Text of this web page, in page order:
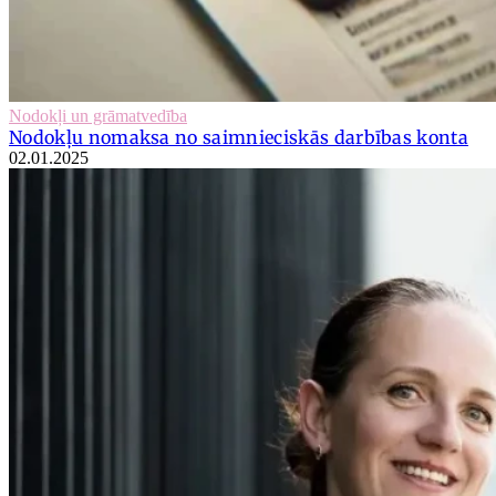
Nodokļi un grāmatvedība
Nodokļu nomaksa no saimnieciskās darbības konta
02.01.2025